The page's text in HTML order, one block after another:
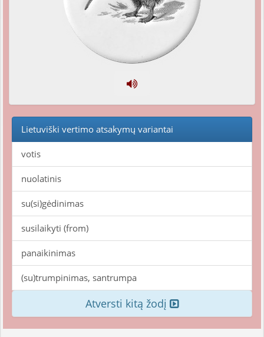
Lietuviški vertimo atsakymų variantai
votis
nuolatinis
su(si)gėdinimas
susilaikyti (from)
panaikinimas
(su)trumpinimas, santrumpa
Atversti kitą žodį